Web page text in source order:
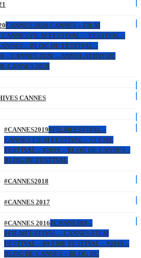
CANNES 2020 CANNES – FILM
CANNES FILM FESTIVAL – FESTIVAL –
– BLOG DU FESTIVAL –
– CANNES 2020 – ANNULATION DU
CANNES 2020
CANNES
#CANNES2019#FILMFESTIVAL –
CANNES FILM FESTIVAL – 72 EME
FESTIVAL – #2019 – BLOG DE CANNES –
BLOG DU FESTIVAL
#CANNES2018
#CANNES 2017
#CANNES 2016#CANNES69 –
#FILMFESTIVAL – CANNES FILM
FESTIVAL – 69 EME FESTIVAL – #2016 –
BLOG DE CANNES – BLOG DU